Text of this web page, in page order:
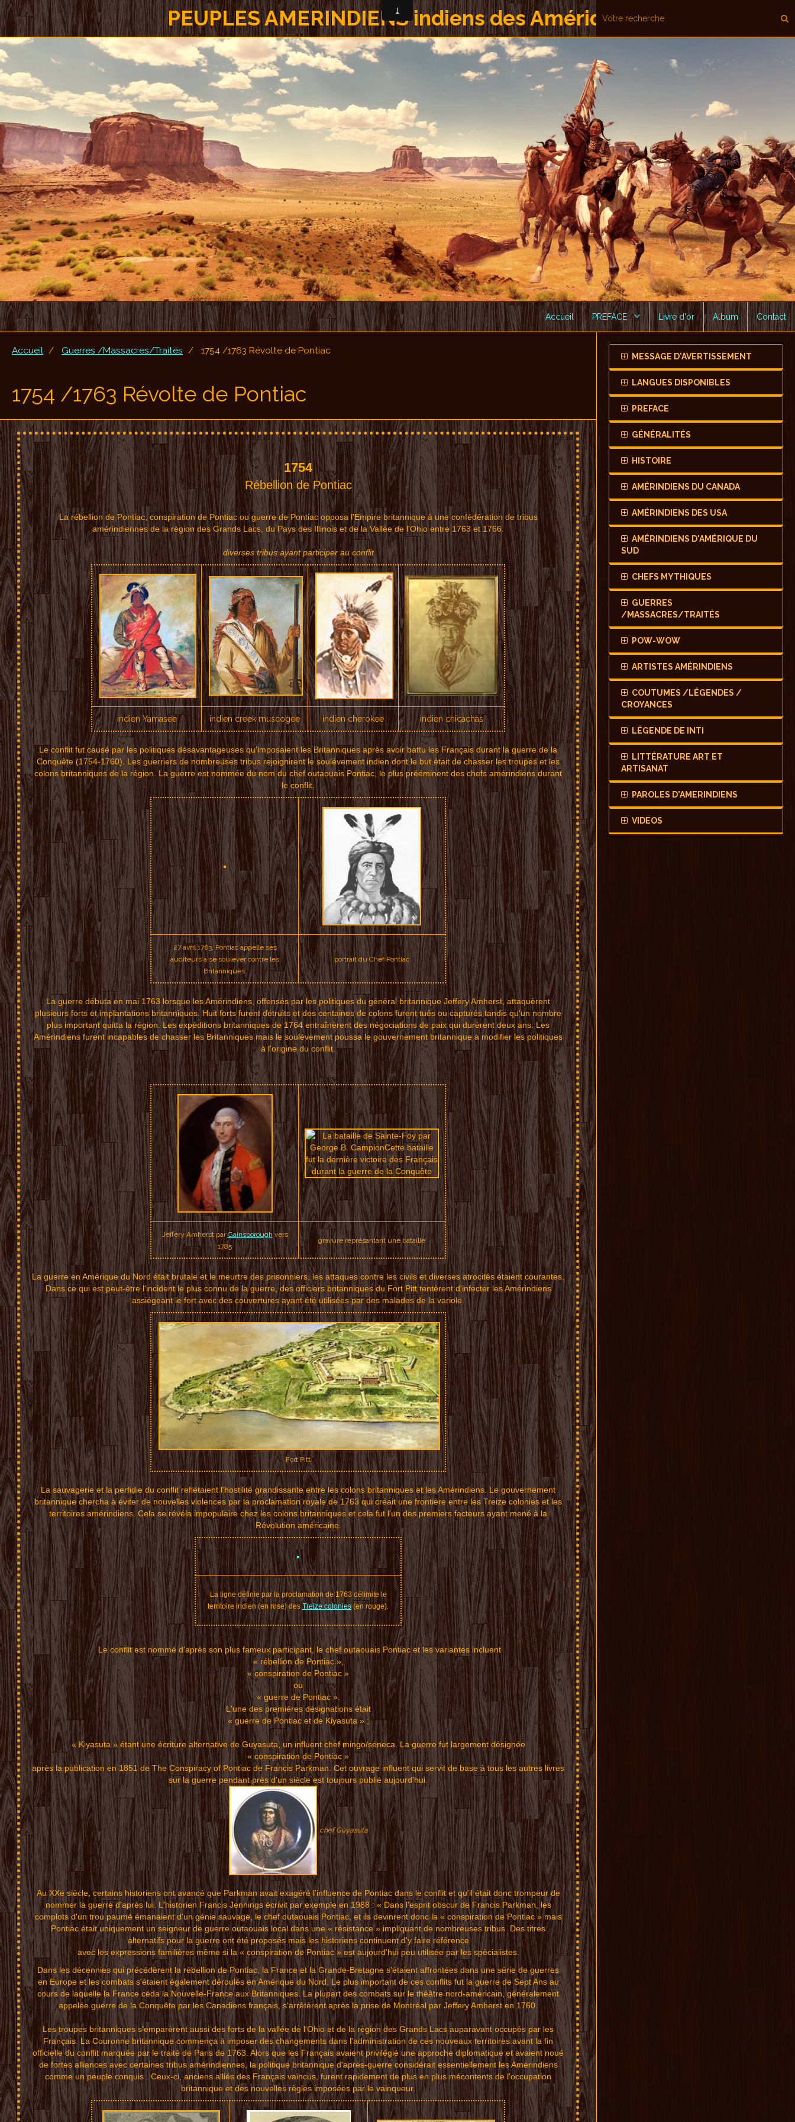
PEUPLES AMERINDIENS indiens des Amérique
Accueil PREFACE Livre d'or Album Contact
Accueil Guerres /Massacres/Traités 1754 /1763 Révolte de Pontiac
1754 /1763 Révolte de Pontiac
1754
Rébell ionde Pontiac
La rébellion de Pontiac, conspiration de Pontiac ou guerre de Pontiac opposa l'Empire britannique à une confédération de tribus
amérindiennes de la région des Grands Lacs, du Pays des Illinois et de la Vallée de l'Ohio entre 1763 et 1766.
diverses tribus ayant participer au conflit
indien Yamasee indien creek muscogee indien cherokee indien chicachas
Le conflit fut causé par les politiques désavantageuses qu'imposaient les Britanniques après avoir battu les Français durant la guerre de la
Conquête (1754-1760). Les guerriers de nombreuses tribus rejoignirent le soulèvement indien dont le but était de chasser les troupes et les
colons britanniques de la région. La guerre est nommée du nom du chef outaouais Pontiac, le plus prééminent des chefs amérindiens durant
le conflit.
27 avril 1763, Pontiac appelle ses
auditeurs à se soulever contre les
Britanniques.
portrait du Chef Pontiac
La guerre débuta en mai 1763 lorsque les Amérindiens, offensés par les politiques du général britannique Jeffery Amherst, attaquèrent
plusieurs forts et implantations britanniques. Huit forts furent détruits et des centaines de colons furent tués ou capturés tandis qu'un nombre
plus important quitta la région. Les expéditions britanniques de 1764 entraînèrent des négociations de paix qui durèrent deux ans Les
Amérindiens furent incapables de chasser les Britanniquesmais le soulèvement poussa legouvernement britannique à modifier les politiques
à l'origine du conflit.
Jeffery Amherst parGainsborough vers
1785
gravure représantant une bataille
La guerre en Amérique du Nord était brutale et le meurtredes prisonniers, les attaques contre les civils et diverses atrocités étaient courantes.
Dans ce quiest peut-être l'incident le plusconnu de laguerre,desofficiers britanniques du Fort Pitt tentèrent d'infecter les Amérindiens
assiégeant le fort avec des couvertures ayant été utilisées pardes malades de la variole.
Fort Pitt
L a sauvagerie et la perfidie du conflit reflétaient l'hostilité grandissante entrelescolons britanniques et les Amérindiens. Le gouvernement
britannique chercha à éviter de nouvelles violences par la proclamation royale de 1763 qui créait une frontière entre les Treize colonies etles
territoires amérindiens. Cela se révéla impopulaire chez les colons britanniques et cela fut l'un des premiers facteurs ayant mené à la
Révolution américaine.
La ligne définie par la proclamation de 1763 délimite le
territoire indien (en rose) desTreize colonies (en rouge).
Le conflit est nommé d'après son plus fameux participant, le chef outaouais Pontiac et les variantesincluent
« rébellion de Pontiac »,
« conspiration de Pontiac »
ou
« guerre de Pontiac ».
L'une des premières désignations était
« guerre de Pontiac et deKiyasuta » ;
« Kiyasuta » étant une écriture alternative de Guyasuta, un influent chef mingo/séneca. La guerrefut largement désignée
« conspiration de Pontiac »
après la publication en 1851 de The Conspiracy of Pontiac de Francis Parkman. Cet ouvrage influent qui servit de base à tous les autres livres
sur la guerre pendant près d'un siècleest toujours publié aujourd'hui
chef Guyasuta
Au XXe siècle, certainshistoriens ont avancé que Parkman avait exagéré l'influence dePontiac dans le conflit etqu'il était donctrompeur de
nommer la guerre d'après lui. L'historien FrancisJennings écrivitpar exemple en 1988 : « Dans l'esprit obscurde Francis Parkman, les
complots d'un trou paumé émanaientd'un génie sauvage, le chef outaouaisPontiac, etils devinrent donc la « conspirationde Pontiac »mais
Pontiacétaituniquementun seigneur de guerre outaouais localdansune « résistance »impliquant de nombreusestribus Destitres
alternatifs pour la guerre ont été proposés mais leshistorienscontinuent d'y faire référence
avec les expressions familières mêmesi la« conspiration de Pontiac » estaujourd'huipeu utilisée par les spécialistes.
Dans les décennies qui précédèrent la rébellion de Pontiac, la France et la Grande-Bretagne s'étaient affrontées dans une série de guerres
en Europe et les combats s'étaient également déroulés en Amériquedu Nord. Le plus important deces conflits fut la guerre deSept Ans au
cours de laquelle la France céda la Nouvelle-France aux Britanniques . La plupart des combats sur le théâtre nord-américain, généralement
appelée guerre de la Conquête par les Canadiens français, s'arrêtèrent après la prise de Montréalpar Jeffery Amherst en 1760
Les troupes britanniques s'emparèrent aussi des forts de la vallée de l'Ohio et de la région des Grands Lacs auparavant occupés parles
Français. La Couronne britanniquecommença à imposerdes changements dans l'administration deces nouveaux territoires avant la fin
officielle du conflit marquée par le traité de Paris de 1763. Alors que les Français avaientprivilégié uneapproche diplomatique etavaient noué
de fortes alliances avec certaines tribusamérindiennes, la politique britannique d'après-guerre considérait essentiellement lesAmérindiens
comme un peuple conquis . Ceux-ci,anciens alliés des Français vaincus,furent rapidement de plus en plus mécontents de l'occupation
britannique et desnouvelles règlesimposées par le vainqueur.
MESSAGE D'AVERTISSEMENT
LANGUES DISPONIBLES
PREFACE
GÉNÉRALITÉS
HISTOIRE
AMÉRINDIENS DU CANADA
AMÉRINDIENS DES USA
AMÉRINDIENS D'AMÉRIQUE DU
SUD
CHEFS MYTHIQUES
GUERRES
/MASSACRES/TRAITÉS
POW-WOW
ARTISTES AMÉRINDIENS
COUTUMES /LÉGENDES /
CROYANCES
LÉGENDE DE INTI
LITTÉRATURE ART ET
ARTISANAT
PAROLES D'AMERINDIENS
VIDEOS